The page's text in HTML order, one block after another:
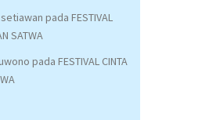
pada FESTIVAL
SATWA
pada FESTIVAL CINTA